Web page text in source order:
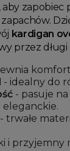
zapobiec
kardigan
przez długi
- idealny do
- pasuje
- trwałe
i przyjemny